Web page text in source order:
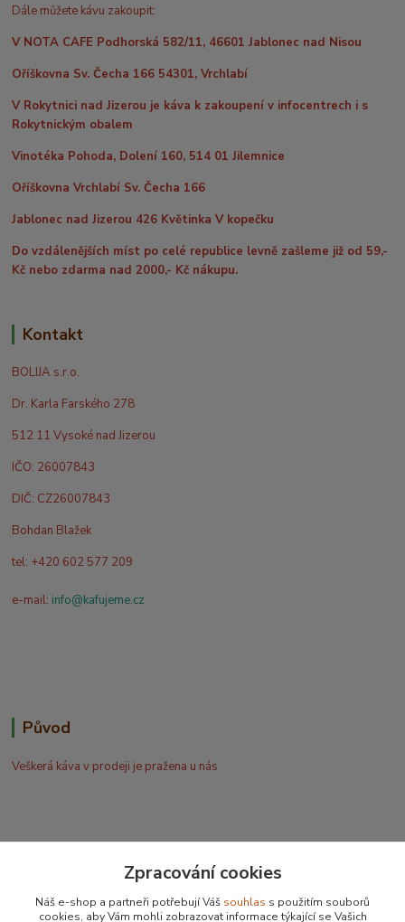
Dále můžete kávu zakoupit:
V NOTA CAFE Podhorská 582/11, 46601 Jablonec nad Nisou
Oříškovna Sv. Čecha 166 54301, Vrchlabí
V Rokytnici nad Jizerou je káva k zakoupení v infocentrech i s
Rokytnickým obalem
Vinotéka Pohoda, Dolení 160, 514 01 Jilemnice
Oříškovna Vrchlabí Sv. Čecha 166
Jablonec nad Jizerou 426 Květinka V kopečku
Do vzdálenějších míst po celé republice levně zašleme již od 59,-
Kč nebo zdarma nad 2000,- Kč nákupu.
Kontakt
BOLIJA s.r.o.
Dr. Karla Farského 278
512 11 Vysoké nad Jizerou
IČO: 26007843
DIČ: CZ26007843
Bohdan Blažek
tel: +420 602 577 209
e-mail: info@kafujeme.cz
Původ
Veškerá káva v prodeji je pražena u nás
+420 602 577 209
Zpracování cookies
Náš e-shop a partneři potřebují Váš souhlas s použitím souborů
cookies, aby Vám mohli zobrazovat informace týkající se Vašich